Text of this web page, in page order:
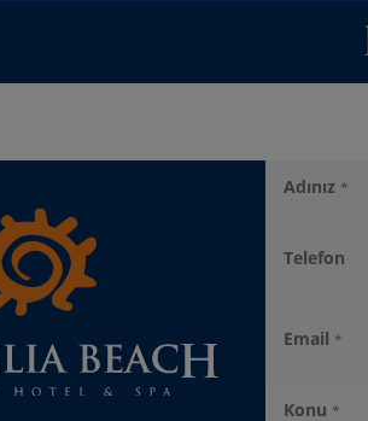
Adınız *
Telefon
Email *
Konu *